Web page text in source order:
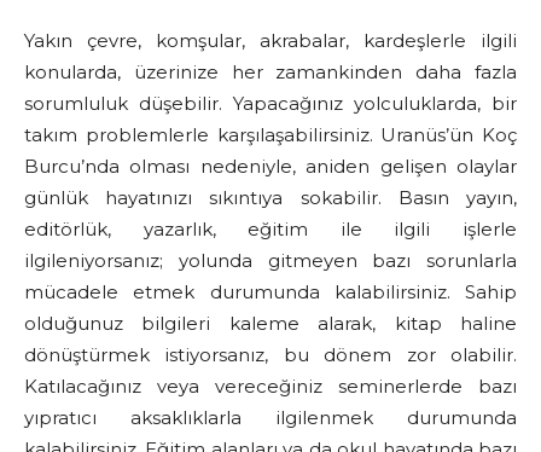
Yakın çevre, komşular, akrabalar, kardeşlerle ilgili
konularda, üzerinize her zamankinden daha fazla
sorumluluk düşebilir. Yapacağınız yolculuklarda, bir
takım problemlerle karşılaşabilirsiniz. Uranüs’ün Koç
Burcu’nda olması nedeniyle, aniden gelişen olaylar
günlük hayatınızı sıkıntıya sokabilir. Basın yayın,
editörlük, yazarlık, eğitim ile ilgili işlerle
ilgileniyorsanız; yolunda gitmeyen bazı sorunlarla
mücadele etmek durumunda kalabilirsiniz. Sahip
olduğunuz bilgileri kaleme alarak, kitap haline
dönüştürmek istiyorsanız, bu dönem zor olabilir.
Katılacağınız veya vereceğiniz seminerlerde bazı
yıpratıcı aksaklıklarla ilgilenmek durumunda